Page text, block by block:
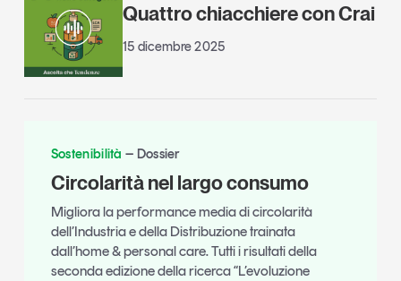
Quattro chiacchiere con Crai
15 dicembre 2025
Sostenibilità Dossier
Circolarità nel largo consumo
Migliora la performance media di circolarità
dell’Industria e della Distribuzione trainata
dall’home & personal care. Tutti i risultati della
seconda edizione della ricerca “L’evoluzione